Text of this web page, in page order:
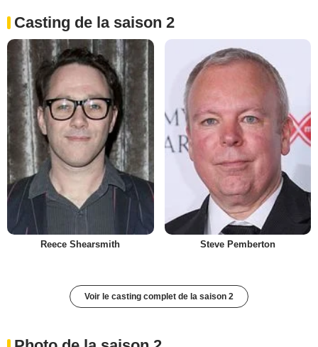
Casting de la saison 2
Reece Shearsmith Steve Pemberton
Voir le casting complet de la saison 2